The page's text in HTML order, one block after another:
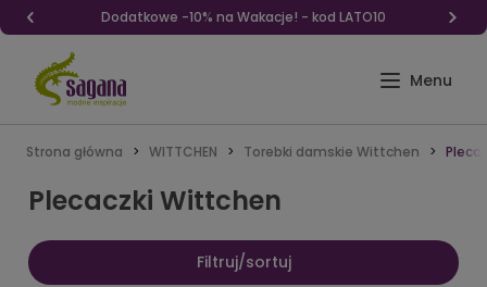
Dodatkowe -10% na Wakacje! - kod LATO10
Strona główna WITTCHEN Torebki damskie Wittchen
Plecaczki Wittchen
Filtruj/sortuj